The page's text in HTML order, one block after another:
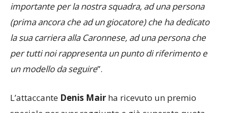
consegnare questo premio ad una persona
importante per la nostra squadra, ad una persona
(prima ancora che ad un giocatore) che ha dedicato
la sua carriera alla Caronnese, ad una persona che
per tutti noi rappresenta un punto di riferimento e